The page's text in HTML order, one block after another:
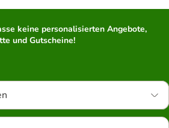
keine personalisierten Angebote,
und Gutscheine!